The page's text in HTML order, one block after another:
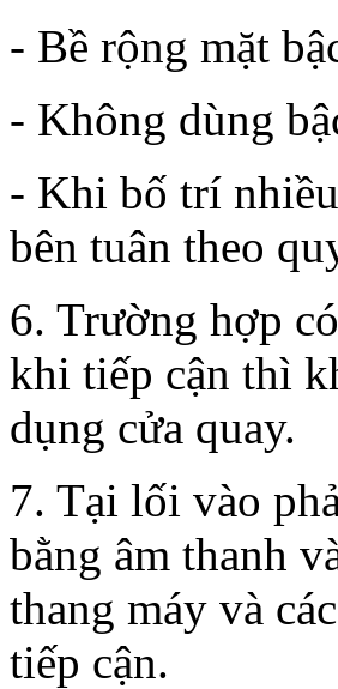
- Bề rộng mặt
- Không dùng
- Khi bố trí
bên tuân theo
6. Trường hợp
khi tiếp cận thì
dụng cửa quay.
7. Tại lối vào
bằng âm thanh
thang máy và
tiếp cận.